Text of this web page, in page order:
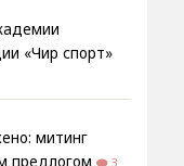
«Чир спорт»
митинг
предлогом
3